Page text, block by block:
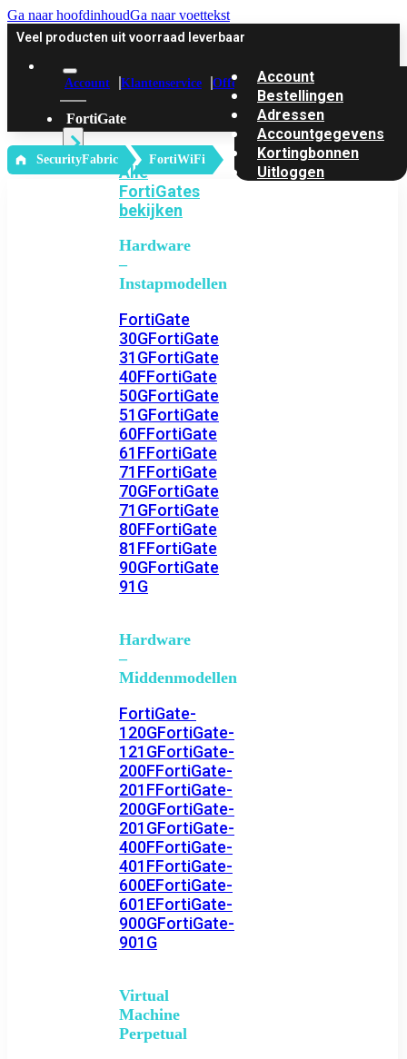
Ga naar hoofdinhoudGa naar voettekst
Veel producten uit voorraad leverbaar
Account Klantenservice Offerte
FortiGate
Alle
FortiGates
bekijken
Hardware
–
Instapmodellen
FortiGate
30GFortiGate
31GFortiGate
40FFortiGate
50GFortiGate
51GFortiGate
60FFortiGate
61FFortiGate
71FFortiGate
70GFortiGate
71GFortiGate
80FFortiGate
81FFortiGate
90GFortiGate
91G
Hardware
–
Middenmodellen
FortiGate-
120GFortiGate-
121GFortiGate-
200FFortiGate-
201FFortiGate-
200GFortiGate-
201GFortiGate-
400FFortiGate-
401FFortiGate-
600EFortiGate-
601EFortiGate-
900GFortiGate-
901G
Virtual
Machine
Perpetual
Account
Bestellingen
Adressen
Accountgegevens
Kortingbonnen
Uitloggen
‎ SecurityFabric FortiWiFi